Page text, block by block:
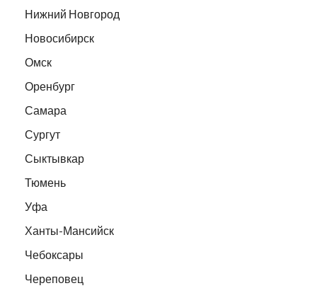
Нижний Новгород
Новосибирск
Омск
Оренбург
Самара
Сургут
Сыктывкар
Тюмень
Уфа
Ханты-Мансийск
Чебоксары
Череповец